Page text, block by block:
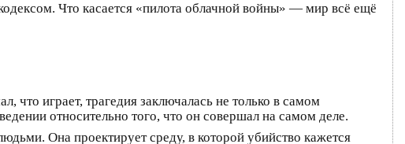
Что касается «пилота облачной войны» — мир всё ещё
играет, трагедия заключалась не только в самом
относительно того, что он совершал на самом деле.
Она проектирует среду, в которой убийство кажется